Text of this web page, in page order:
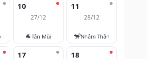
10
27/12
🐐Tân Mùi
11
28/12
🐒Nhâm Thân
17 18